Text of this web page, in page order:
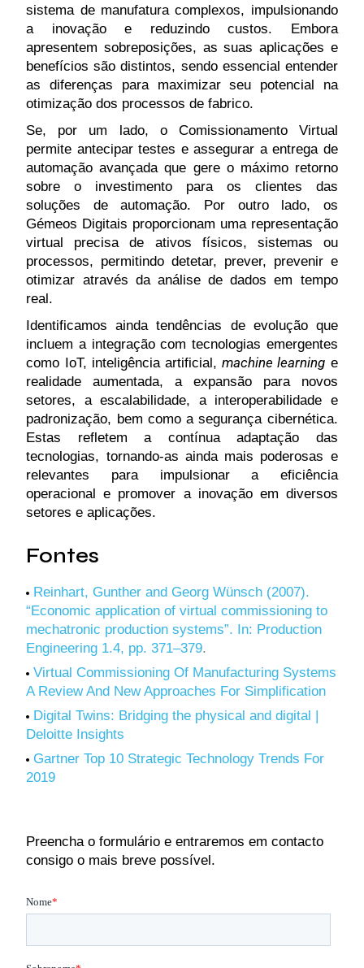
sistema de manufatura complexos, impulsionando
a inovação e reduzindo custos. Embora
apresentem sobreposições, as suas aplicações e
benefícios são distintos, sendo essencial entender
as diferenças para maximizar seu potencial na
otimização dos processos de fabrico.
Se, por um lado, o Comissionamento Virtual
permite antecipar testes e assegurar a entrega de
automação avançada que gere o máximo retorno
sobre o investimento para os clientes das
soluções de automação. Por outro lado, os
Gémeos Digitais proporcionam uma representação
virtual precisa de ativos físicos, sistemas ou
processos, permitindo detetar, prever, prevenir e
otimizar através da análise de dados em tempo
real.
Identificamos ainda tendências de evolução que
incluem a integração com tecnologias emergentes
como IoT, inteligência artificial,machine learning e
realidade aumentada, a expansão para novos
setores, a escalabilidade, a interoperabilidade e
padronização, bem como a segurança cibernética.
Estas refletem a contínua adaptação das
tecnologias, tornando-as ainda mais poderosas e
relevantes para impulsionar a eficiência
operacional e promover a inovação em diversos
setores e aplicações.
Fontes
Reinhart, Gunther and Georg Wünsch (2007).
“Economic application of virtual commissioning to
mechatronic production systems”. In: Production
Engineering 1.4, pp. 371–379.
Virtual Commissioning Of Manufacturing Systems
A Review And New Approaches For Simplification
Digital Twins: Bridging the physical and digital |
Deloitte Insights
Gartner Top 10 Strategic Technology Trends For
2019
Preencha o formulário e entraremos em contacto
consigo o mais breve possível.